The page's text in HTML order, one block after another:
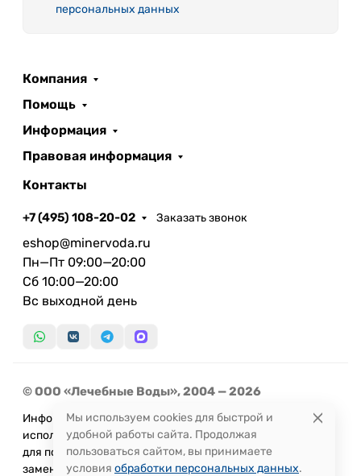
персональных данных
Компания
Помощь
Информация
Правовая информация
Контакты
+7 (495) 108-20-02 Заказать звонок
eshop@minervoda.ru
Пн—Пт 09:00—20:00
Сб 10:00—20:00
Вс выходной день
© ООО «Лечебные Воды», 2004 — 2026
Информация, представленная на сайте, не может быть
использована
для постановки диагноза или назначения лечения и не
заменяет прием врача.
Мы используем cookies для быстрой и
удобной работы сайта. Продолжая
пользоваться сайтом, вы принимаете
условия обработки персональных данных.